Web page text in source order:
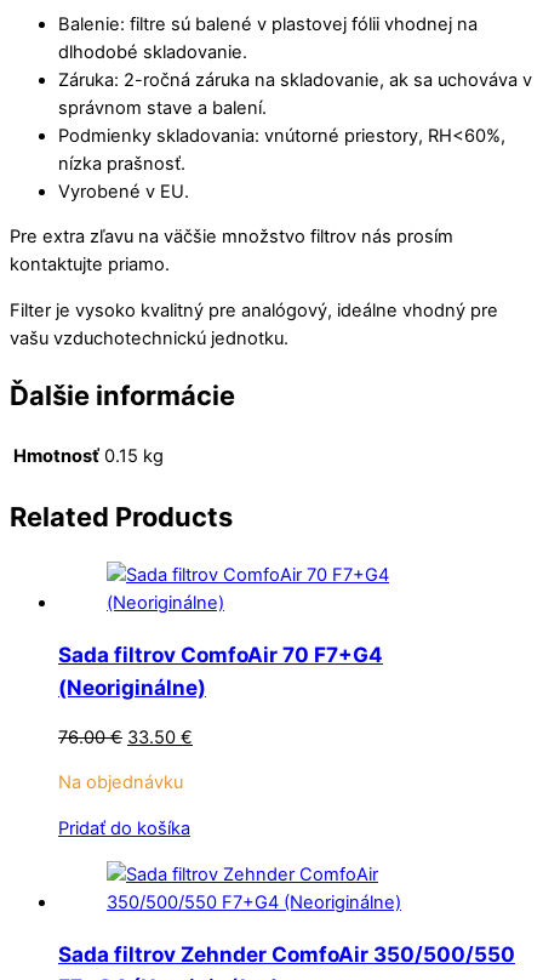
Balenie: filtre sú balené v plastovej fólii vhodnej na
dlhodobé skladovanie.
Záruka: 2-ročná záruka na skladovanie, ak sa uchováva v
správnom stave a balení.
Podmienky skladovania: vnútorné priestory, RH<60%,
nízka prašnosť.
Vyrobené v EU.
Pre extra zľavu na väčšie množstvo filtrov nás prosím
kontaktujte priamo.
Filter je vysoko kvalitný pre analógový, ideálne vhodný pre
vašu vzduchotechnickú jednotku.
Ďalšie informácie
Hmotnosť 0.15 kg
Related Products
Sada filtrov ComfoAir 70 F7+G4
(Neoriginálne)
76.00€ Pôvodná
bola:
76.00 €.
33.50 €
Na objednávku
Pridať do košíka
Sada filtrov Zehnder ComfoAir 350/500/550